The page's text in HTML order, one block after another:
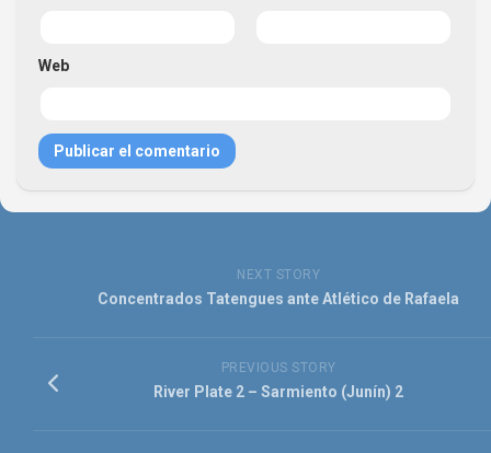
Web
NEXT STORY
Concentrados Tatengues ante Atlético de Rafaela
PREVIOUS STORY
River Plate 2 – Sarmiento (Junín) 2